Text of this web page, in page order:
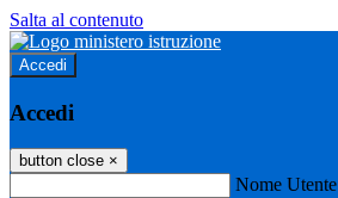
Salta al contenuto
Accedi
Accedi
button close ×
Nome Utente